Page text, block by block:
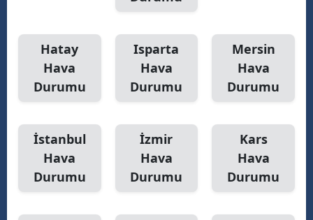
Hatay
Hava
Durumu
Isparta
Hava
Durumu
Mersin
Hava
Durumu
İstanbul
Hava
Durumu
İzmir
Hava
Durumu
Kars
Hava
Durumu